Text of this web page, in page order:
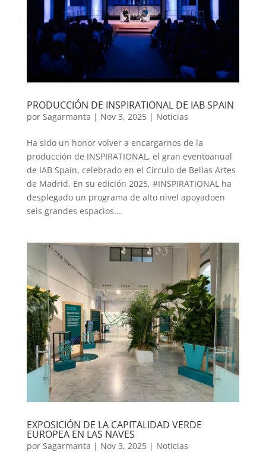
PRODUCCIÓN DE INSPIRATIONAL DE IAB SPAIN
por Sagarmanta | Nov 3, 2025| Noticias
Ha sido un honor volver a encargarnos de la
producción de INSPIRATIONAL, el gran eventoanual
de IAB Spain, celebrado en el Círculo de Bellas Artes
de Madrid. En su edición 2025, #INSPIRATIONAL ha
desplegado un programa de alto nivel apoyadoen
seis grandes espacios...
EXPOSICIÓN DE LA CAPITALIDAD VERDE
EUROPEA EN LAS NAVES
por Sagarmanta | Nov 3, 2025| Noticias